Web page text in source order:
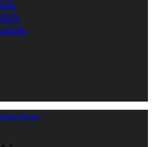
ถือ
อถือ
ตมือถือ